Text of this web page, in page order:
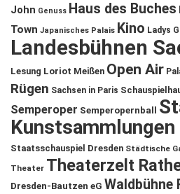
John Genuss Haus des Buches
Town Japanisches Palais Kino Ladys
Landesbühnen
Lesung Loriot Meißen Open Air
Rügen Sachsen in Paris
Semperoper Semperopernball
Kunstsammlungen
Staatsschauspiel Dresden Städtische
Theater Theaterzelt
Dresden-Bautzen eG Waldbühne